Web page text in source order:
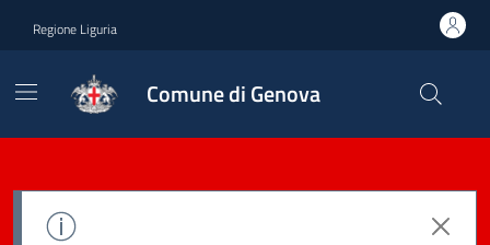
Regione Liguria
Comune di Genova